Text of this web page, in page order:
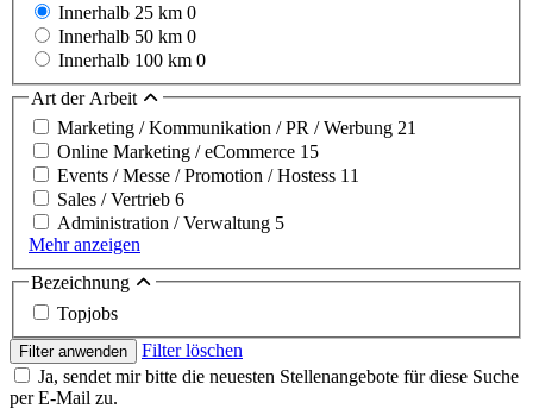
Innerhalb 25 km 0
Innerhalb 50 km 0
Innerhalb 100 km 0
Art der Arbeit
Marketing / Kommunikation / PR / Werbung 21
Online Marketing / eCommerce 15
Events / Messe / Promotion / Hostess 11
Sales / Vertrieb 6
Administration / Verwaltung 5
Mehr anzeigen
Bezeichnung
Topjobs
Filter anwenden
Filter löschen
Ja, sendet mir bitte die neuesten Stellenangebote für diese Suche
per E-Mail zu.